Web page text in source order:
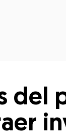
del
whatsapp